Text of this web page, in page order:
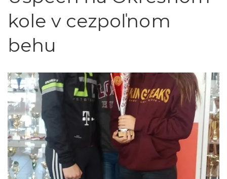
kole v cezpoľnom
behu